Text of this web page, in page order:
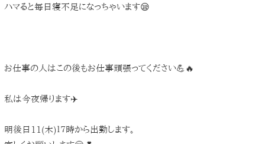
ハマると毎日寝不足になっちゃいます😪
お仕事の人はこの後もお仕事頑張ってください💪🔥
私は今夜帰ります✈️
明後日11(木)１７時から出勤します。